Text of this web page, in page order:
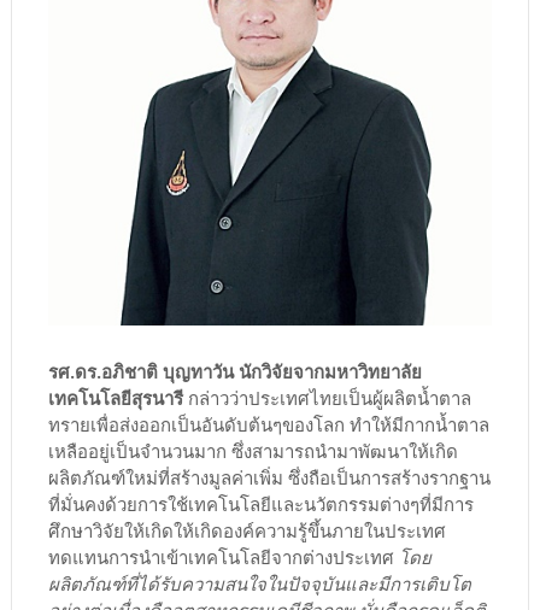
รศ.ดร.อภิชาติ บุญทาวัน นักวิจัยจากมหาวิทยาลัย
เทคโนโลยีสุรนารีกล่าวว่าประเทศไทยเป็นผู้ผลิตน้ำตาล
ทรายเพื่อส่งออกเป็นอันดับต้นๆของโลก ทำให้มีกากน้ำตาล
เหลืออยู่เป็นจำนวนมาก ซึ่งสามารถนำมาพัฒนาให้เกิด
ผลิตภัณฑ์ใหม่ที่สร้างมูลค่าเพิ่ม ซึ่งถือเป็นการสร้างรากฐาน
ที่มั่นคงด้วยการใช้เทคโนโลยีและนวัตกรรมต่างๆที่มีการ
ศึกษาวิจัยให้เกิดให้เกิดองค์ความรู้ขึ้นภายในประเทศ
ทดแทนการนำเข้าเทคโนโลยีจากต่างประเทศ โดย
ผลิตภัณฑ์ที่ได้รับความสนใจในปัจจุบันและมีการเติบโต